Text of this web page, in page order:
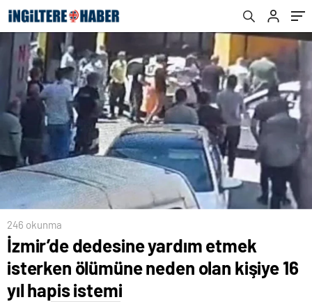
246 okunma
İzmir’de dedesine yardım etmek
isterken ölümüne neden olan kişiye 16
yıl hapis istemi